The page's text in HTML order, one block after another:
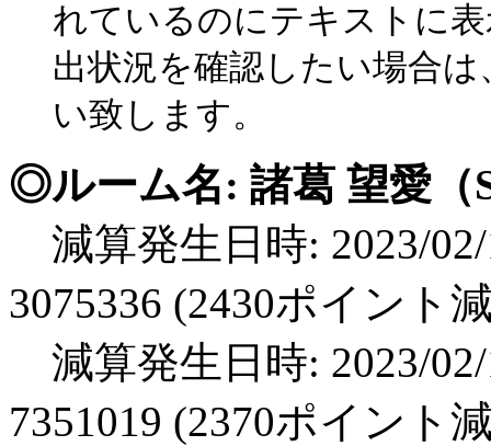
れているのにテキストに
出状況を確認したい場合
い致します。
◎ルーム名: 諸葛 望愛（
減算発生日時: 2023/
3075336 (2430ポイント
減算発生日時: 2023/
7351019 (2370ポイント